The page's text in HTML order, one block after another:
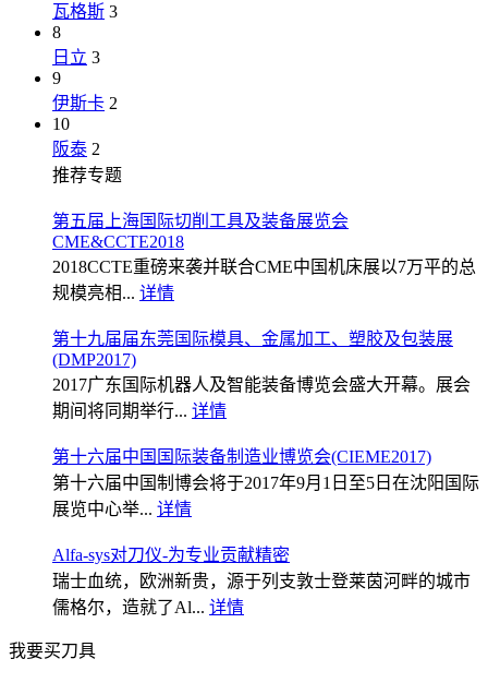
瓦格斯 3
8
日立 3
9
伊斯卡 2
10
阪泰 2
推荐专题
第五届上海国际切削工具及装备展览会
CME&CCTE2018
2018CCTE重磅来袭并联合CME中国机床展以7万平的总
规模亮相... 详情
第十九届届东莞国际模具、金属加工、塑胶及包装展
(DMP2017)
2017广东国际机器人及智能装备博览会盛大开幕。展会
期间将同期举行... 详情
第十六届中国国际装备制造业博览会(CIEME2017)
第十六届中国制博会将于2017年9月1日至5日在沈阳国际
展览中心举... 详情
Alfa-sys对刀仪-为专业贡献精密
瑞士血统，欧洲新贵，源于列支敦士登莱茵河畔的城市
儒格尔，造就了Al... 详情
我要买刀具